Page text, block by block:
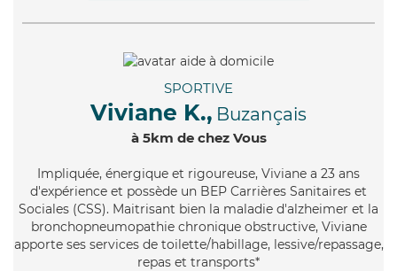
SPORTIVE
Viviane K., Buzançais
à 5km de chez Vous
Impliquée, énergique et rigoureuse, Viviane a 23 ans
d'expérience et possède un BEP Carrières Sanitaires et
Sociales (CSS). Maitrisant bien la maladie d'alzheimer et la
bronchopneumopathie chronique obstructive, Viviane
apporte ses services de toilette/habillage, lessive/repassage,
repas et transports*